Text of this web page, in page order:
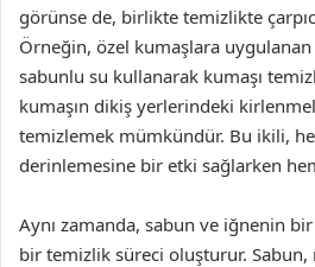
görünse de, birlikte temizlikte
Örneğin, özel kumaşlara
sabunlu su kullanarak kumaşı
kumaşın dikiş yerlerindeki
temizlemek mümkündür. Bu ikili,
derinlemesine bir etki sağlarken
Aynı zamanda, sabun ve iğnenin bir
bir temizlik süreci oluşturur.